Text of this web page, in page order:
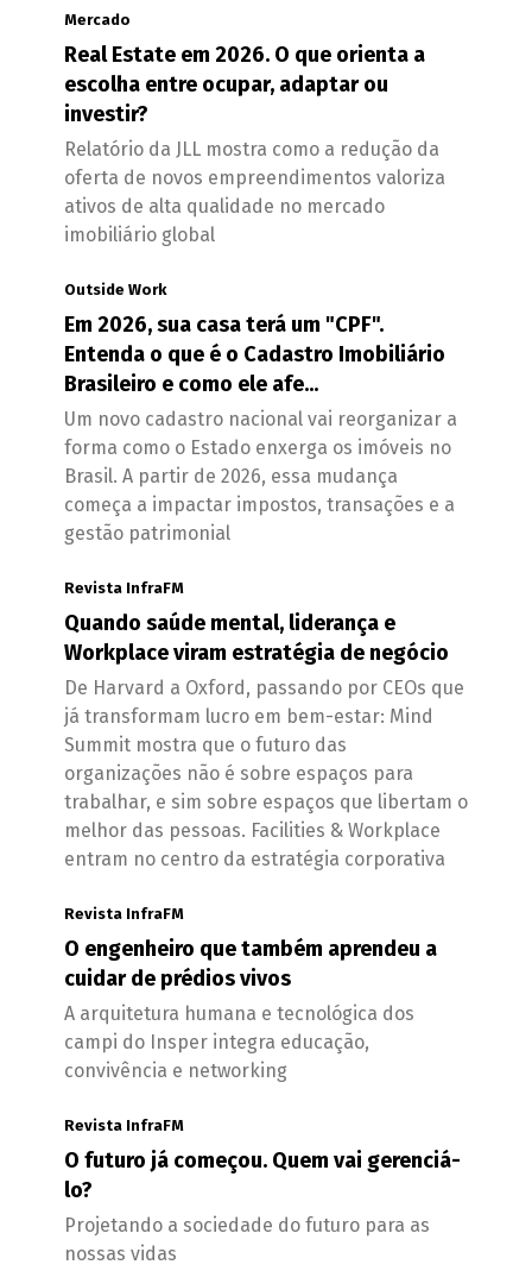
Mercado
Real Estate em 2026. O que orienta a
escolha entre ocupar, adaptar ou
investir?
Relatório da JLL mostra como a redução da
oferta de novos empreendimentos valoriza
ativos de alta qualidade no mercado
imobiliário global
Outside Work
Em 2026, sua casa terá um "CPF".
Entenda o que é o Cadastro Imobiliário
Brasileiro e como ele afe...
Um novo cadastro nacional vai reorganizar a
forma como o Estado enxerga os imóveis no
Brasil. A partir de 2026, essa mudança
começa a impactar impostos, transações e a
gestão patrimonial
Revista InfraFM
Quando saúde mental, liderança e
Workplace viram estratégia de negócio
De Harvard a Oxford, passando por CEOs que
já transformam lucro em bem-estar: Mind
Summit mostra que o futuro das
organizações não é sobre espaços para
trabalhar, e sim sobre espaços que libertam o
melhor das pessoas. Facilities & Workplace
entram no centro da estratégia corporativa
Revista InfraFM
O engenheiro que também aprendeu a
cuidar de prédios vivos
A arquitetura humana e tecnológica dos
campi do Insper integra educação,
convivência e networking
Revista InfraFM
O futuro já começou. Quem vai gerenciá-
lo?
Projetando a sociedade do futuro para as
nossas vidas